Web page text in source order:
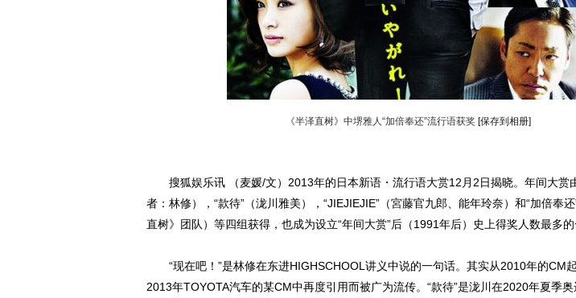
《半泽直树》中堺雅人“加倍奉还”流行语获奖 [保存到相册]
搜狐娱乐讯 （麦媛/文）2013年的日本新语・流行语大赏12月2日揭晓。年间大赏
者：林修），“款待”（泷川雅美），“JIEJIEJIE”（宮藤官九郎、能年玲奈）和“加倍奉
直树》团队）等四组获得，也成为设立“年间大赏”后（1991年后）史上得奖人数最多的
“现在吧！”是林修在东进HIGHSCHOOL讲义中说的一句话。其实从2010年的CM起
2013年TOYOTA汽车的某CM中再度引用而被广为流传。“款待”是泷川在2020年夏季